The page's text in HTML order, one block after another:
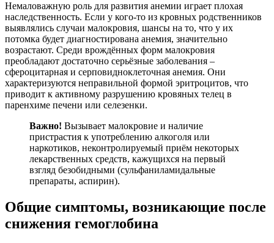
Немаловажную роль для развития анемии играет плохая
наследственность. Если у кого-то из кровных родственников
выявлялись случаи малокровия, шансы на то, что у их
потомка будет диагностирована анемия, значительно
возрастают. Среди врождённых форм малокровия
преобладают достаточно серьёзные заболевания –
сфероцитарная и серповидноклеточная анемия. Они
характеризуются неправильной формой эритроцитов, что
приводит к активному разрушению кровяных телец в
паренхиме печени или селезенки.
Важно! Вызывает малокровие и наличие
пристрастия к употреблению алкоголя или
наркотиков, неконтролируемый приём некоторых
лекарственных средств, кажущихся на первый
взгляд безобидными (сульфаниламидальные
препараты, аспирин).
Общие симптомы, возникающие после
снижения гемоглобина